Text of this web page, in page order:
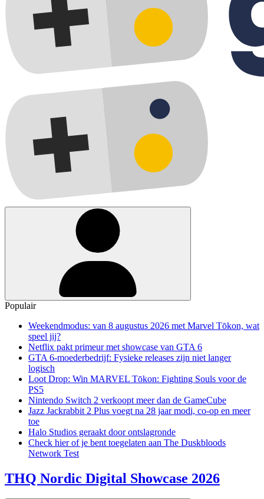
Populair
Weekendmodus: van 8 augustus 2026 met Marvel Tōkon, wat
speel jij?
Netflix pakt primeur met showcase van GTA 6
GTA 6-moederbedrijf: Fysieke releases zijn niet langer
logisch
Loot Drop: Win MARVEL Tōkon: Fighting Souls voor de
PS5
Nintendo Switch 2 verkoopt meer dan de GameCube
Jazz Jackrabbit 2 Plus voegt na 28 jaar modi, co-op en meer
toe
Halo Studios geraakt door ontslagronde
Check hier of je bent toegelaten aan The Duskbloods
Network Test
THQ Nordic Digital Showcase 2026